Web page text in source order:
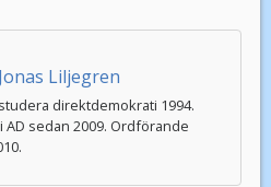
Jonas Liljegren
direktdemokrati 1994.
AD sedan 2009. Ordförande